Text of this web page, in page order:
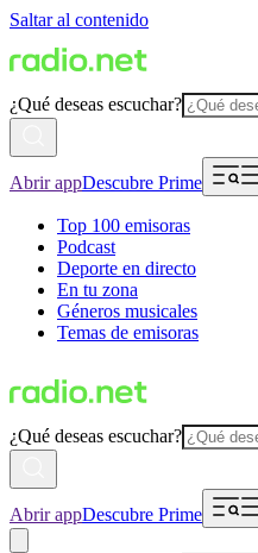
Saltar al contenido
¿Qué deseas escuchar?
Abrir appDescubre Prime
Top 100 emisoras
Podcast
Deporte en directo
En tu zona
Géneros musicales
Temas de emisoras
¿Qué deseas escuchar?
Abrir appDescubre Prime